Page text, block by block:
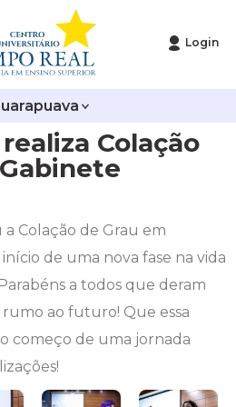
Login
Colação
Colação de Grau em
de uma nova fase na vida
a todos que deram
ao futuro! Que essa
começo de uma jornada
e Sociais
de Animais
Humanos